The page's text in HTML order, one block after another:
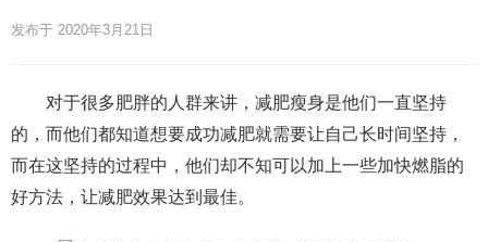
发布于 2020年3月21日
对于很多肥胖的人群来讲，减肥瘦身是他们一直坚持
的，而他们都知道想要成功减肥就需要让自己长时间坚持，
而在这坚持的过程中，他们却不知可以加上一些加快燃脂的
好方法，让减肥效果达到最佳。